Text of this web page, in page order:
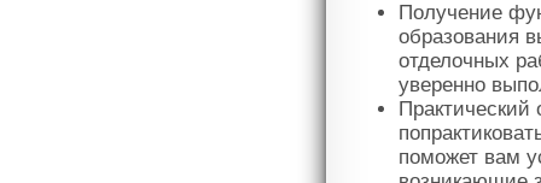
Получение
образования
отделочных
уверенно
Практический
поможет вам